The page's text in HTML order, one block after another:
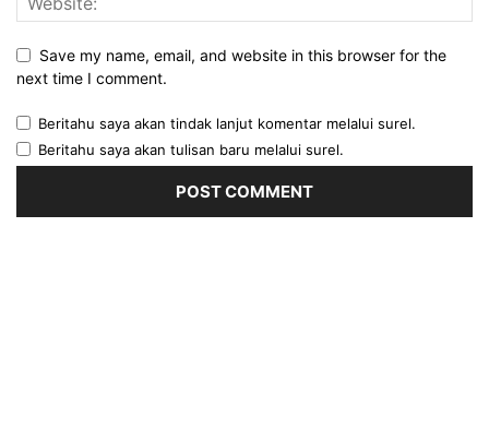
Save my name, email, and website in this browser for the
next time I comment.
Beritahu saya akan tindak lanjut komentar melalui surel.
Beritahu saya akan tulisan baru melalui surel.